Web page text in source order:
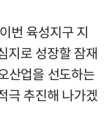
번 육성지구 지
지로 성장할 잠재
산업을 선도하는
극 추진해 나가겠